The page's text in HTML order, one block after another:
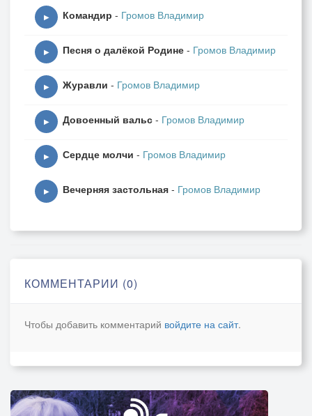
▶ Командир - Громов Владимир
▶ Песня о далёкой Родине - Громов Владимир
▶ Журавли - Громов Владимир
▶ Довоенный вальс - Громов Владимир
▶ Сердце молчи - Громов Владимир
▶ Вечерняя застольная - Громов Владимир
КОММЕНТАРИИ (0)
Чтобы добавить комментарий войдите на сайт.